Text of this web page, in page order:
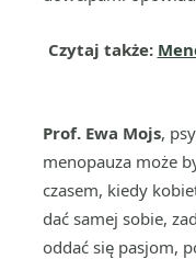
Czytaj także:
Prof. Ewa Mojs,
menopauza może
czasem, kiedy
dać samej sobie,
oddać się pasjom,